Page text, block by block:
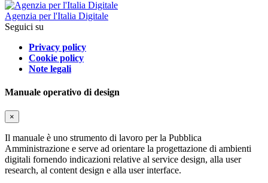
Agenzia per l'Italia Digitale
Seguici su
Privacy policy
Cookie policy
Note legali
Manuale operativo di design
×
Il manuale è uno strumento di lavoro per la Pubblica
Amministrazione e serve ad orientare la progettazione di ambienti
digitali fornendo indicazioni relative al service design, alla user
research, al content design e alla user interface.